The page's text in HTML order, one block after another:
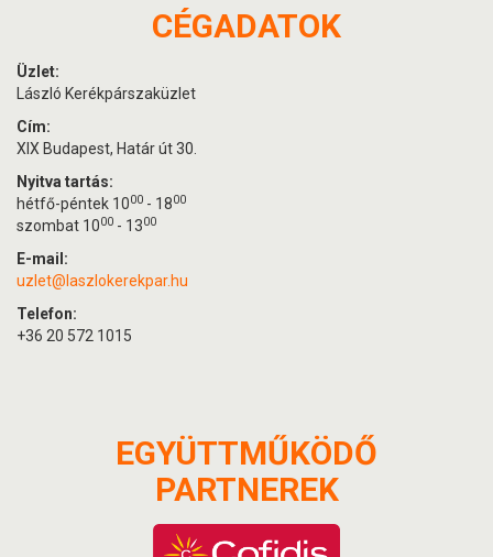
CÉGADATOK
Üzlet:
László Kerékpárszaküzlet
Cím:
XIX Budapest, Határ út 30.
Nyitva tartás:
hétfő-péntek 1000 - 1800
szombat 1000 - 1300
E-mail:
uzlet@laszlokerekpar.hu
Telefon:
+36 20 572 1015
EGYÜTTMŰKÖDŐ
PARTNEREK